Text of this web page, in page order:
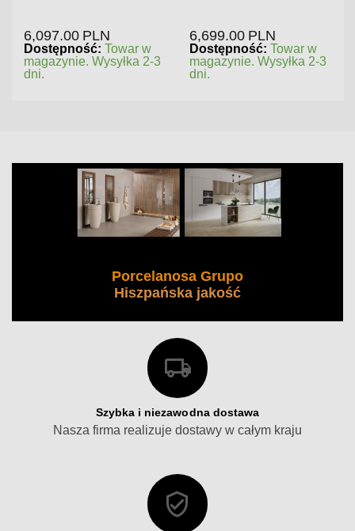
6,097.00 PLN
Dostępność: Towar w
magazynie. Wysyłka 2-3
dni.
6,699.00 PLN
Dostępność: Towar w
magazynie. Wysyłka 2-3
dni.
Porcelanosa Grupo
Hiszpańska jakość
Szybka i niezawodna dostawa
Nasza firma realizuje dostawy w całym kraju